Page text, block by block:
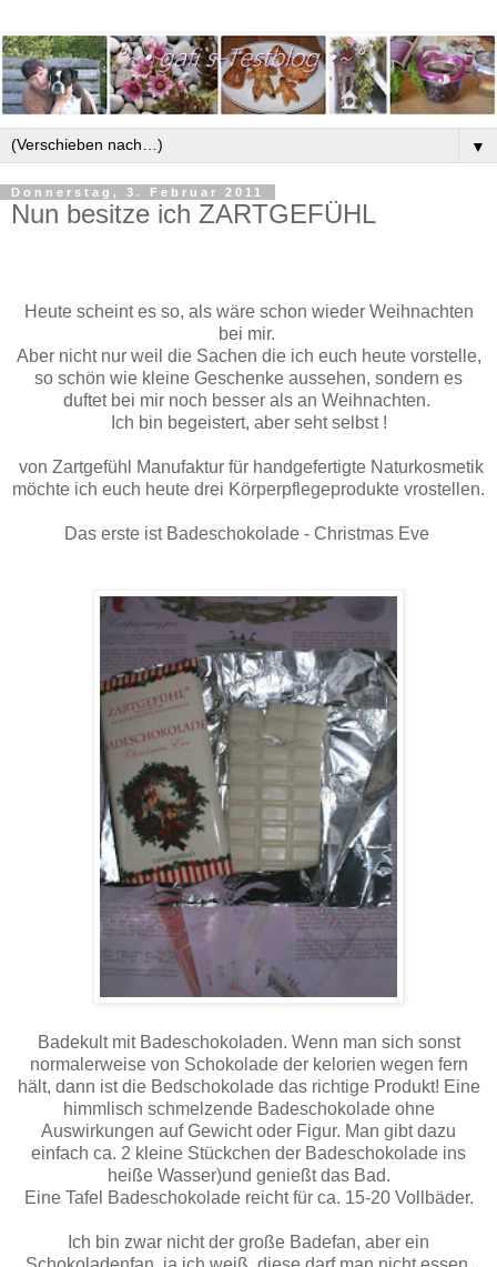
▼
Donnerstag, 3. Februar 2011
Nun besitze ich ZARTGEFÜHL
Heute scheint es so, als wäre schon wieder Weihnachten
bei mir.
Aber nicht nur weil die Sachen die ich euch heute vorstelle,
so schön wie kleine Geschenke aussehen, sondern es
duftet bei mir noch besser als an Weihnachten.
Ich bin begeistert, aber seht selbst !
von Zartgefühl Manufaktur für handgefertigte Naturkosmetik
möchte ich euch heute drei Körperpflegeprodukte vrostellen.
Das erste ist Badeschokolade - Christmas Eve
Badekult mit Badeschokoladen. Wenn man sich sonst
normalerweise von Schokolade der kelorien wegen fern
hält, dann ist die Bedschokolade das richtige Produkt! Eine
himmlisch schmelzende Badeschokolade ohne
Auswirkungen auf Gewicht oder Figur. Man gibt dazu
einfach ca. 2 kleine Stückchen der Badeschokolade ins
heiße Wasser)und genießt das Bad.
Eine Tafel Badeschokolade reicht für ca. 15-20 Vollbäder.
Ich bin zwar nicht der große Badefan, aber ein